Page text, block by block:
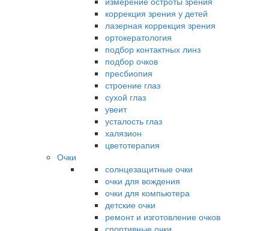
коррекция зрения у детей
лазерная коррекция зрения
ортокератология
подбор контактных линз
подбор очков
пресбиопия
строение глаз
сухой глаз
увеит
усталость глаз
халязион
цветотерапия
Очки
солнцезащитные очки
очки для вождения
очки для компьютера
детские очки
ремонт и изготовление очков